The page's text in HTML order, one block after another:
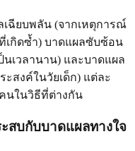
เฉียบพลัน (จากเหตุการณ์
เกิดซ้ำ) บาดแผลซับซ้อน
เวลานาน) และบาดแผล
สงค์ในวัยเด็ก) แต่ละ
นในวิธีที่ต่างกัน
สบกับบาดแผลทางใจ